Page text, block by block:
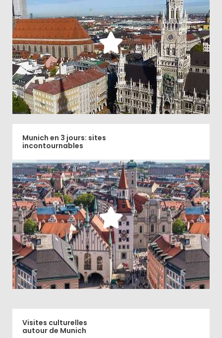
Quels sont les incontournables pour découvrir
Munich lors d'un week-end?
Découvrir
Munich en 3 jours: sites
incontournables
A la découverte des sites les plus touristiques de
Munich et hors des sentiers battus pendant 3 jours
dans la capitale bavaroise
Découvrir
Visites culturelles
autour de Munich